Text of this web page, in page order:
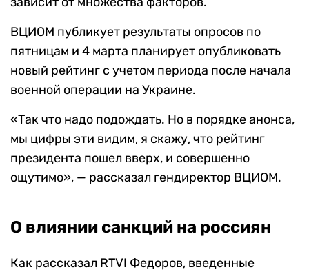
ВЦИОМ публикует результаты опросов по
пятницам и 4 марта планирует опубликовать
новый рейтинг с учетом периода после начала
военной операции на Украине.
«Так что надо подождать. Но в порядке анонса,
мы цифры эти видим, я скажу, что рейтинг
президента пошел вверх, и совершенно
ощутимо», — рассказал гендиректор ВЦИОМ.
О влиянии санкций на россиян
Как рассказал RTVI Федоров, введенные